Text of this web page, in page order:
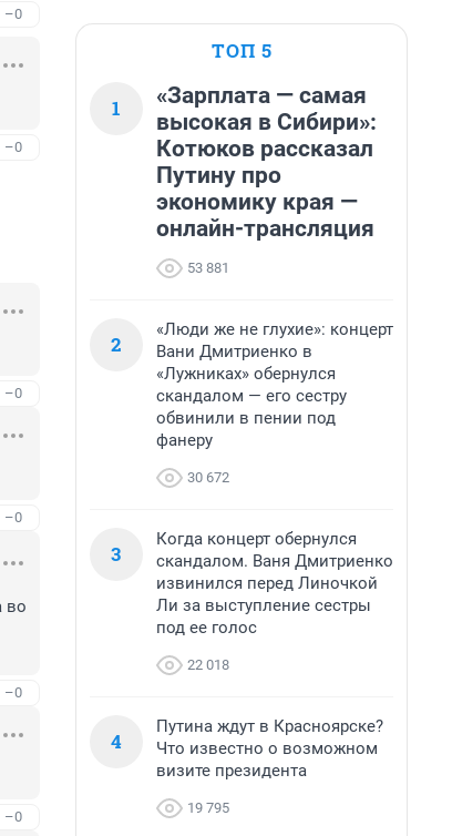
–0
–0
–0
–0
во
–0
–0
ТОП 5
1
«Зарплата — самая
высокая в Сибири»:
Котюков рассказал
Путину про
экономику края —
онлайн-трансляция
53 881
2
«Люди же не глухие»: концерт
Вани Дмитриенко в
«Лужниках» обернулся
скандалом — его сестру
обвинили в пении под
фанеру
30 672
3
Когда концерт обернулся
скандалом. Ваня Дмитриенко
извинился перед Линочкой
Ли за выступление сестры
под ее голос
22 018
4
Путина ждут в Красноярске?
Что известно о возможном
визите президента
19 795